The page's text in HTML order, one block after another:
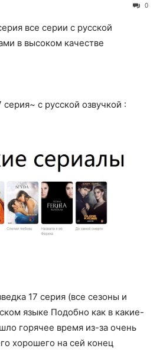
0
все серии с русской
в высоком качестве
серия~ с русской озвучкой :
17 серия (все сезоны и
языке Подобно как в какие-
горячее время из-за очень
хорошего на сей конец